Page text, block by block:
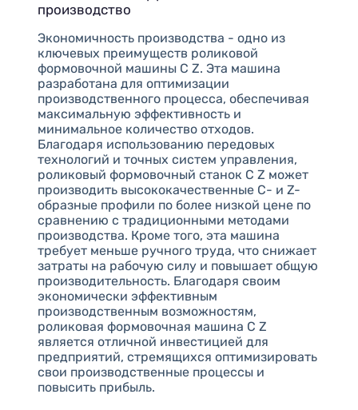
производство
Экономичность производства - одно из
ключевых преимуществ роликовой
формовочной машины C Z. Эта машина
разработана для оптимизации
производственного процесса, обеспечивая
максимальную эффективность и
минимальное количество отходов.
Благодаря использованию передовых
технологий и точных систем управления,
роликовый формовочный станок C Z может
производить высококачественные C- и Z-
образные профили по более низкой цене по
сравнению с традиционными методами
производства. Кроме того, эта машина
требует меньше ручного труда, что снижает
затраты на рабочую силу и повышает общую
производительность. Благодаря своим
экономически эффективным
производственным возможностям,
роликовая формовочная машина C Z
является отличной инвестицией для
предприятий, стремящихся оптимизировать
свои производственные процессы и
повысить прибыль.